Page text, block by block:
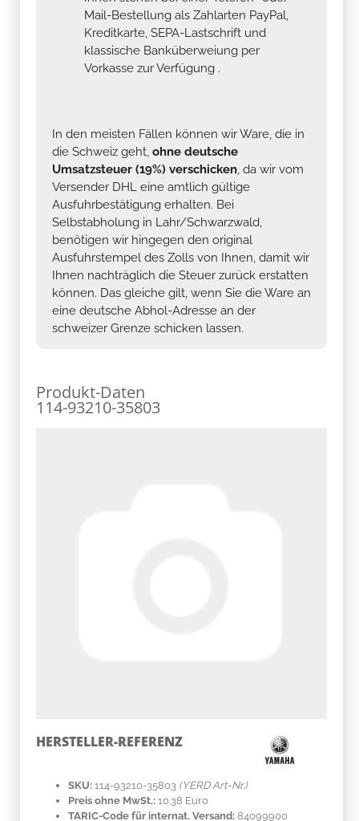
Mail-Bestellung als Zahlarten PayPal,
Kreditkarte, SEPA-Lastschrift und
klassische Banküberweiung per
Vorkasse zur Verfügung .
In den meisten Fällen können wir Ware, die in
die Schweiz geht, ohne deutsche
Umsatzsteuer (19%) verschicken, da wir vom
Versender DHL eine amtlich gültige
Ausfuhrbestätigung erhalten. Bei
Selbstabholung in Lahr/Schwarzwald,
benötigen wir hingegen den original
Ausfuhrstempel des Zolls von Ihnen, damit wir
Ihnen nachträglich die Steuer zurück erstatten
können. Das gleiche gilt, wenn Sie die Ware an
eine deutsche Abhol-Adresse an der
schweizer Grenze schicken lassen.
Produkt-Daten
114-93210-35803
HERSTELLER-REFERENZ
SKU: 114-93210-35803 (YERD Art-Nr.)
Preis ohne MwSt.: 10.38 Euro
TARIC-Code für internat. Versand: 84099900